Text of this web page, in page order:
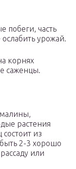
побеги, часть
урожай.
корнях
саженцы.
растения
из
2-3 хорошо
или